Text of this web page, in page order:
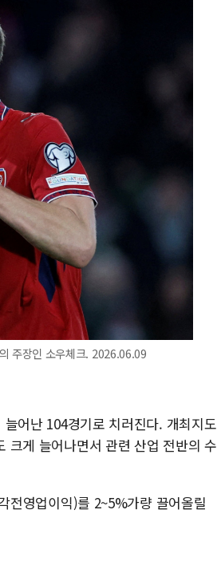
주장인 소우체크. 2026.06.09
어난 104경기로 치러진다. 개최지도
크게 늘어나면서 관련 산업 전반의 수
전영업이익)를 2~5%가량 끌어올릴